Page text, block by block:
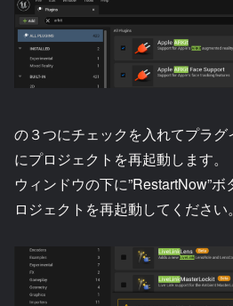
の３つにチェックを入れてプラ
にプロジェクトを再起動します。
ウィンドウの下に”RestartNow”
ロジェクトを再起動してください。